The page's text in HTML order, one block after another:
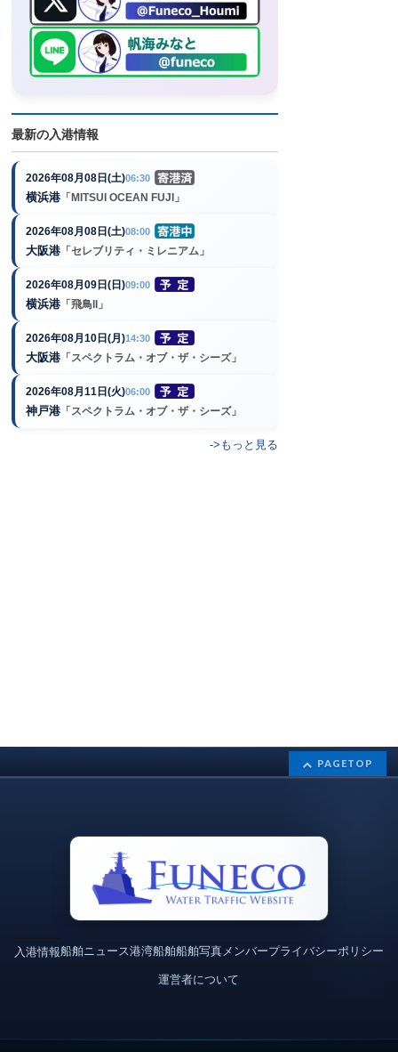
最新の入港情報
2026年08月08日(土)06:30
横浜港 「MITSUI OCEAN FUJI」
2026年08月08日(土)08:00
大阪港 「セレブリティ・ミレニアム」
2026年08月09日(日)09:00
横浜港 「飛鳥II」
2026年08月10日(月)14:30
大阪港 「スペクトラム・オブ・ザ・シーズ」
2026年08月11日(火)06:00
神戸港 「スペクトラム・オブ・ザ・シーズ」
->もっと見る
PAGETOP
入港情報船舶ニュース港湾船舶船舶写真メンバープライバシーポリシー
運営者について